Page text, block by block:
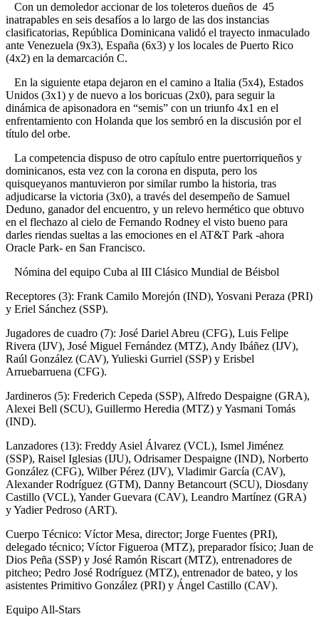
Con un demoledor accionar de los toleteros dueños de 45
inatrapables en seis desafíos a lo largo de las dos instancias
clasificatorias, República Dominicana validó el trayecto inmaculado
ante Venezuela (9x3), España (6x3) y los locales de Puerto Rico
(4x2) en la demarcación C.
En la siguiente etapa dejaron en el camino a Italia (5x4), Estados
Unidos (3x1) y de nuevo a los boricuas (2x0), para seguir la
dinámica de apisonadora en “semis” con un triunfo 4x1 en el
enfrentamiento con Holanda que los sembró en la discusión por el
título del orbe.
La competencia dispuso de otro capítulo entre puertorriqueños y
dominicanos, esta vez con la corona en disputa, pero los
quisqueyanos mantuvieron por similar rumbo la historia, tras
adjudicarse la victoria (3x0), a través del desempeño de Samuel
Deduno, ganador del encuentro, y un relevo hermético que obtuvo
en el flechazo al cielo de Fernando Rodney el visto bueno para
darles riendas sueltas a las emociones en el AT&T Park -ahora
Oracle Park- en San Francisco.
Nómina del equipo Cuba al III Clásico Mundial de Béisbol
Receptores (3): Frank Camilo Morejón (IND), Yosvani Peraza (PRI)
y Eriel Sánchez (SSP).
Jugadores de cuadro (7): José Dariel Abreu (CFG), Luis Felipe
Rivera (IJV), José Miguel Fernández (MTZ), Andy Ibáñez (IJV),
Raúl González (CAV), Yulieski Gurriel (SSP) y Erisbel
Arruebarruena (CFG).
Jardineros (5): Frederich Cepeda (SSP), Alfredo Despaigne (GRA),
Alexei Bell (SCU), Guillermo Heredia (MTZ) y Yasmani Tomás
(IND).
Lanzadores (13): Freddy Asiel Álvarez (VCL), Ismel Jiménez
(SSP), Raisel Iglesias (IJU), Odrisamer Despaigne (IND), Norberto
González (CFG), Wilber Pérez (IJV), Vladimir García (CAV),
Alexander Rodríguez (GTM), Danny Betancourt (SCU), Diosdany
Castillo (VCL), Yander Guevara (CAV), Leandro Martínez (GRA)
y Yadier Pedroso (ART).
Cuerpo Técnico: Víctor Mesa, director; Jorge Fuentes (PRI),
delegado técnico; Víctor Figueroa (MTZ), preparador físico; Juan de
Dios Peña (SSP) y José Ramón Riscart (MTZ), entrenadores de
pitcheo; Pedro José Rodríguez (MTZ), entrenador de bateo, y los
asistentes Primitivo González (PRI) y Ángel Castillo (CAV).
Equipo All-Stars